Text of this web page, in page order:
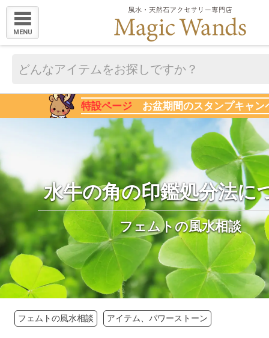
MENU
特設ページ お盆期間のスタンプキャン
水牛の角の印鑑処分法に
フェムトの風水相談
フェムトの風水相談 アイテム、パワーストーン